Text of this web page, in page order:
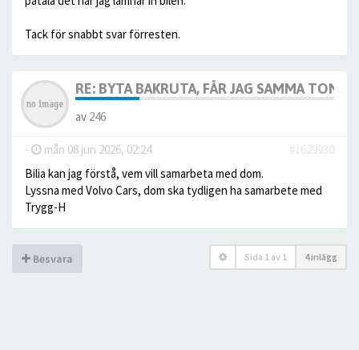
Tack för snabbt svar förresten.
RE: BYTA BAKRUTA, FÅR JAG SAMMA
av 246
- mån 08 jun 2026, 02:24
#1629930
Bilia kan jag förstå, vem vill samarbeta med dom.
Lyssna med Volvo Cars, dom ska tydligen ha samarbete med
Trygg-H
Besvara Sida 1 av 1 4 inlägg